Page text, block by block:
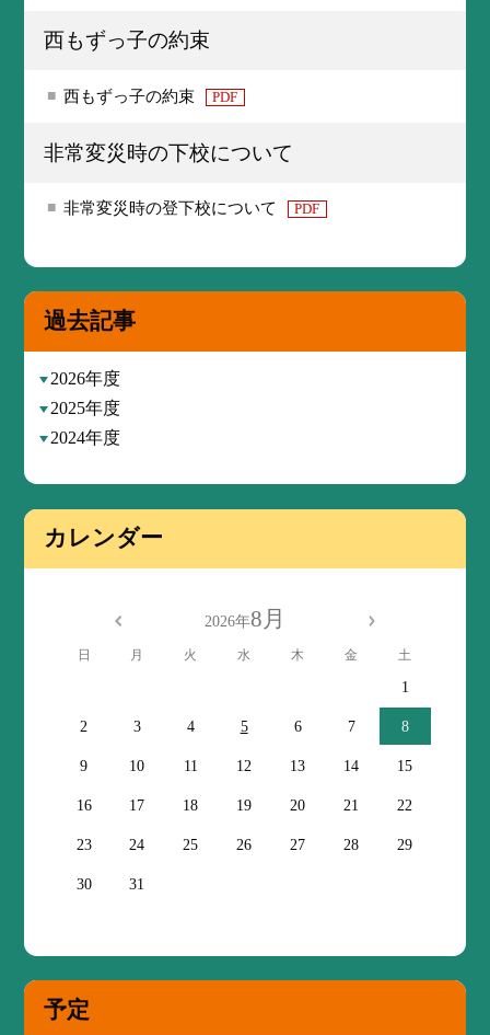
西もずっ子の約束
西もずっ子の約束 PDF
非常変災時の下校について
非常変災時の登下校について PDF
過去記事
2026年度
2025年度
2024年度
カレンダー
2026年8月
日 月 火 水 木 金 土
1
2 3 4 5 6 7 8
9 10 11 12 13 14 15
16 17 18 19 20 21 22
23 24 25 26 27 28 29
30 31
予定